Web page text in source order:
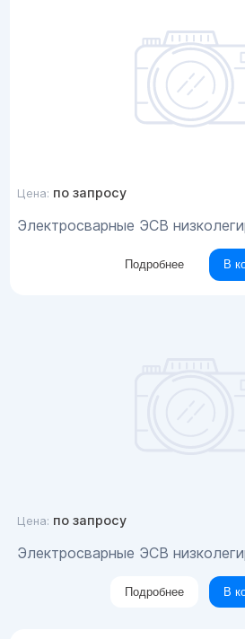
Цена: по запросу
Электросварные ЭСВ
Подробнее В
Цена: по запросу
Электросварные ЭСВ
Подробнее В